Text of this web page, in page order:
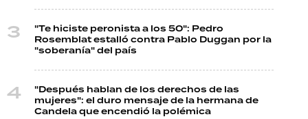
"Te hiciste peronista a los 50": Pedro
Rosemblat estalló contra Pablo Duggan por la
"soberanía" del país
"Después hablan de los derechos de las
mujeres": el duro mensaje de la hermana de
Candela que encendió la polémica